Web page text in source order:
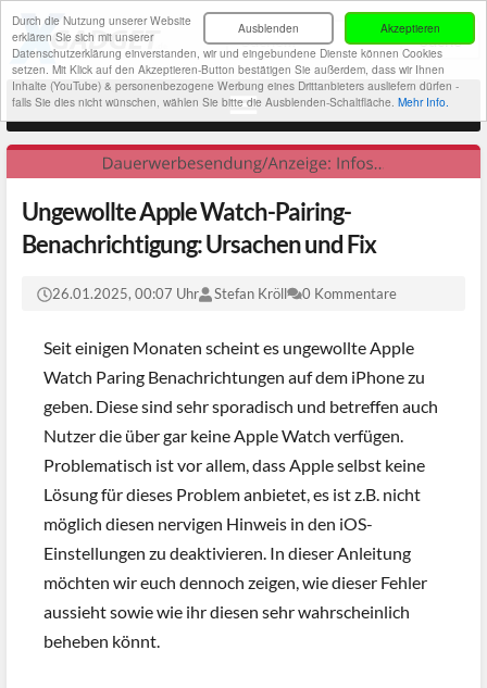
Akzeptieren
Ausblenden
Durch die Nutzung unserer Website
erklären Sie sich mit unserer
Datenschutzerklärung einverstanden, wir und eingebundene Dienste können Cookies
setzen. Mit Klick auf den Akzeptieren-Button bestätigen Sie außerdem, dass wir Ihnen
Inhalte (YouTube) & personenbezogene Werbung eines Drittanbieters ausliefern dürfen -
falls Sie dies nicht wünschen, wählen Sie bitte die Ausblenden-Schaltfläche. Mehr Info.
Ungewollte Apple Watch-Pairing-
Benachrichtigung: Ursachen und Fix
26.01.2025, 00:07 Uhr Stefan Kröll 0 Kommentare
Seit einigen Monaten scheint es ungewollte Apple
Watch Paring Benachrichtungen auf dem iPhone zu
geben. Diese sind sehr sporadisch und betreffen auch
Nutzer die über gar keine Apple Watch verfügen.
Problematisch ist vor allem, dass Apple selbst keine
Lösung für dieses Problem anbietet, es ist z.B. nicht
möglich diesen nervigen Hinweis in den iOS-
Einstellungen zu deaktivieren. In dieser Anleitung
möchten wir euch dennoch zeigen, wie dieser Fehler
aussieht sowie wie ihr diesen sehr wahrscheinlich
beheben könnt.